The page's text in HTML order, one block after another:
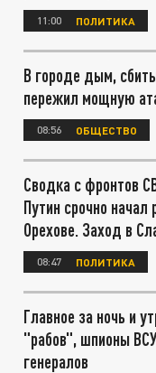
11:00 ПОЛИТИКА
В городе дым,
пережил мощную
08:56 ОБЩЕСТВО
Сводка с фронтов
Путин срочно
Орехове. Заход в
08:47 ПОЛИТИКА
Главное за ночь и
"рабов", шпионы
генералов